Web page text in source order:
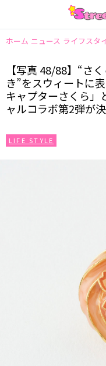
ホーム ニュース ライフスタ
【写真 48/88】“さ
き”をスウィートに
キャプターさくら」
ャルコラボ第2弾が決
LIFE STYLE